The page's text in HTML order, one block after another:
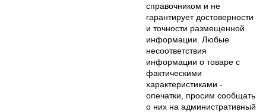
справочником и не
гарантирует достоверности
и точности размещенной
информации. Любые
несоответствия
информации о товаре с
фактическими
характеристиками -
опечатки, просим сообщать
о них на административный